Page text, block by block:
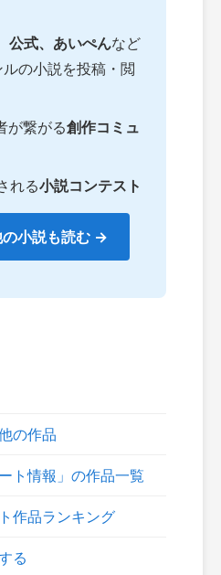
公式、あいぺんなど
の小説を投稿・閲
が繋がる創作コミュ
れる小説コンテスト
の小説も読む →
の作品
ト情報」の作品一覧
作品ランキング
る